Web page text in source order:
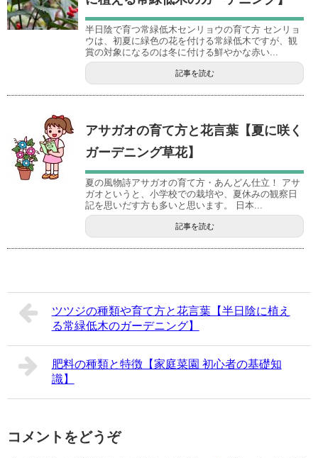
半日陰で育つ常緑低木センリョウの育て方 センリョ
ウは、初夏に緑色の花を付ける常緑低木ですが、観
賞の対象になるのは冬に付ける鮮やかな赤い...
記事を読む
アサガオの育て方と花言葉【夏に咲く
ガーデニング草花】
夏の風物詩アサガオの育て方・あんどん仕立！ アサ
ガオというと、小学校での栽培や、夏休みの観察日
記を思いだす方も多いと思います。 日本...
記事を読む
ツツジの種類や育て方と花言葉【半日陰に植え
る常緑低木のガーデニング】
肥料の種類と特徴【家庭菜園 初心者の基礎知
識】
コメントをどうぞ